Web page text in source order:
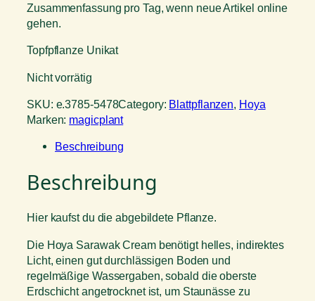
Zusammenfassung pro Tag, wenn neue Artikel online
gehen.
Topfpflanze Unikat
Nicht vorrätig
SKU: e.3785-5478Category: Blattpflanzen, Hoya
Marken: magicplant
Beschreibung
Beschreibung
Hier kaufst du die abgebildete Pflanze.
Die Hoya Sarawak Cream benötigt helles, indirektes
Licht, einen gut durchlässigen Boden und
regelmäßige Wassergaben, sobald die oberste
Erdschicht angetrocknet ist, um Staunässe zu